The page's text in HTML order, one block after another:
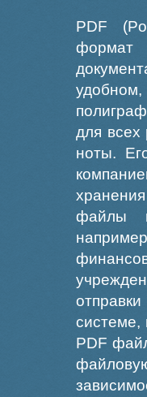
PDF
формат
для всех
ноты.
файлы
системе,
PDF